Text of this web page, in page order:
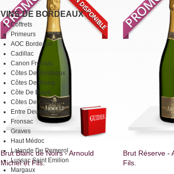
VINS DE BORDEAUX
Coffrets
Primeurs
AOC Bordeaux
Cadillac
Canon Fronsac
Côtes De Bordeaux
Côtes De Bourg
Côte De Blaye
Côtes De Castillon
Entre Deux Mers
Fronsac
Graves
Haut Médoc
Lalande De Pomerol
Lussac Saint Emilion
Margaux
Brut Blanc de Noirs - Arnould
Michel et Fils.
Brut Réserve -
Fils.